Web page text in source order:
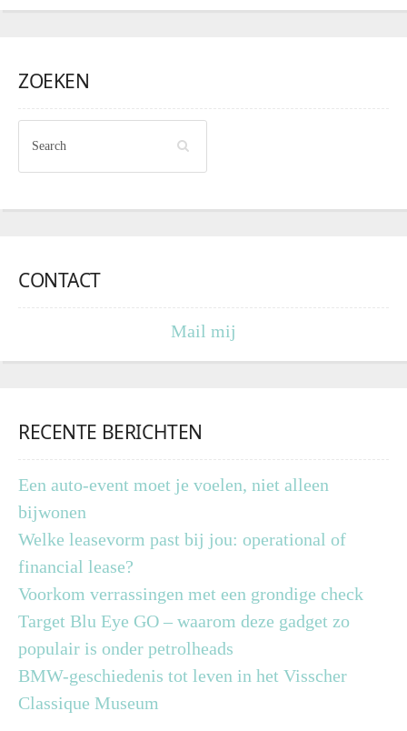
ZOEKEN
CONTACT
Mail mij
RECENTE BERICHTEN
Een auto-event moet je voelen, niet alleen
bijwonen
Welke leasevorm past bij jou: operational of
financial lease?
Voorkom verrassingen met een grondige check
Target Blu Eye GO – waarom deze gadget zo
populair is onder petrolheads
BMW-geschiedenis tot leven in het Visscher
Classique Museum